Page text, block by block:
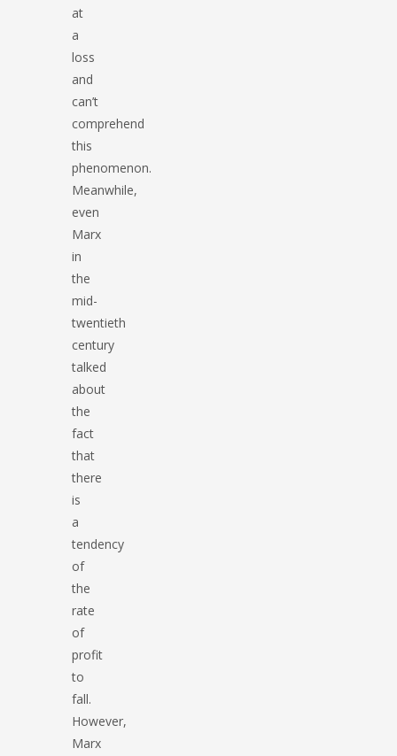
at
a
loss
and
can’t
comprehend
this
phenomenon.
Meanwhile,
even
Marx
in
the
mid-
twentieth
century
talked
about
the
fact
that
there
is
a
tendency
of
the
rate
of
profit
to
fall.
However,
Marx